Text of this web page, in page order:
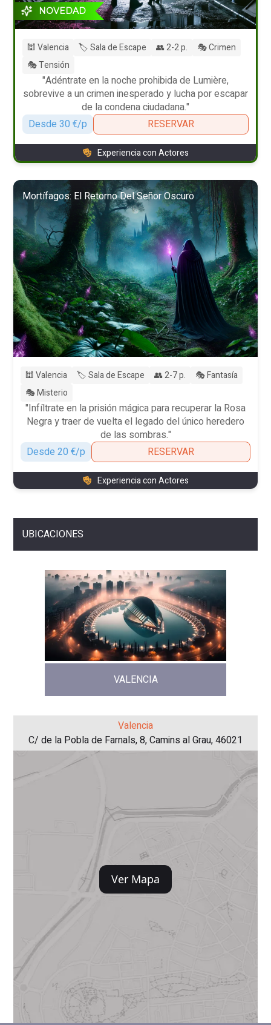
NOVEDAD
🕍 Valencia 🏷️ Sala de Escape 👥 2-2 p.
🎭 Crimen
🎭 Tensión
"Adéntrate en la noche prohibida de Lumière,
sobrevive a un crimen inesperado y lucha por escapar
de la condena ciudadana."
Desde 30 €/p
RESERVAR
Experiencia con Actores
Mortífagos: El Retorno Del Señor Oscuro
🕍 Valencia 🏷️ Sala de Escape 👥 2-7 p.
🎭 Fantasía
🎭 Misterio
"Infíltrate en la prisión mágica para recuperar la Rosa
Negra y traer de vuelta el legado del único heredero
de las sombras."
Desde 20 €/p
RESERVAR
Experiencia con Actores
UBICACIONES
VALENCIA
Valencia
C/ de la Pobla de Farnals, 8, Camins al Grau, 46021
Ver Mapa